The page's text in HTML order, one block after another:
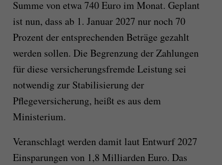
Summe von etwa 740 Euro im Monat. Geplant
ist nun, dass ab 1. Januar 2027 nur noch 70
Prozent der entsprechenden Beträge gezahlt
werden sollen. Die Begrenzung der Zahlungen
für diese versicherungsfremde Leistung sei
notwendig zur Stabilisierung der
Pflegeversicherung, heißt es aus dem
Ministerium.
Veranschlagt werden damit laut Entwurf 2027
Einsparungen von 1,8 Milliarden Euro. Das